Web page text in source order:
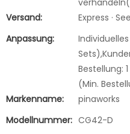
Versand:
Express ·
Anpassung:
Bestellung:
(Min.
Markenname:
pinaworks
Modellnummer: CG42-D